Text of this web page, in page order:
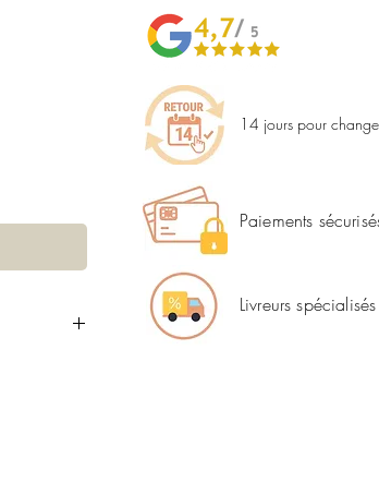
14 jours pour
Paiements
Livreurs spécialisés